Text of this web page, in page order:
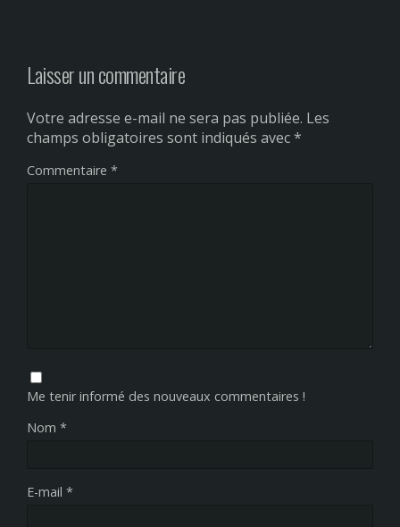
Laisser un commentaire
Votre adresse e-mail ne sera pas publiée. Les
champs obligatoires sont indiqués avec*
Commentaire *
Me tenir informé des nouveaux commentaires !
Nom *
E-mail *